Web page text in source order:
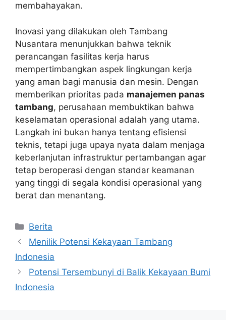
membahayakan.
Inovasi yang dilakukan oleh Tambang
Nusantara menunjukkan bahwa teknik
perancangan fasilitas kerja harus
mempertimbangkan aspek lingkungan kerja
yang aman bagi manusia dan mesin. Dengan
memberikan prioritas pada manajemen panas
tambang, perusahaan membuktikan bahwa
keselamatan operasional adalah yang utama.
Langkah ini bukan hanya tentang efisiensi
teknis, tetapi juga upaya nyata dalam menjaga
keberlanjutan infrastruktur pertambangan agar
tetap beroperasi dengan standar keamanan
yang tinggi di segala kondisi operasional yang
berat dan menantang.
Kategori
Berita
Menilik Potensi Kekayaan Tambang
Indonesia
Potensi Tersembunyi di Balik Kekayaan Bumi
Indonesia